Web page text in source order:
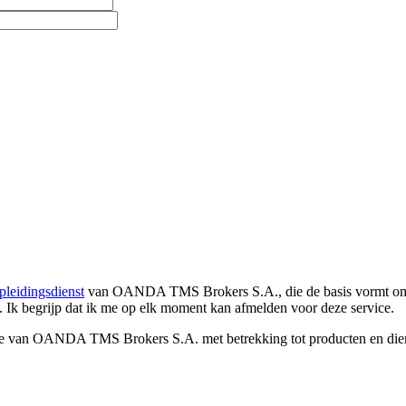
van OANDA TMS Brokers S.A., die de basis vormt
Ik begrijp dat ik me op elk moment kan afmelden voor deze service.
OANDA TMS Brokers S.A. met betrekking tot producten en